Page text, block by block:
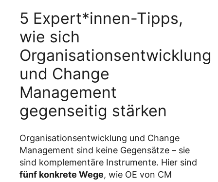
5 Expert*innen-Tipps,
wie sich
Organisationsentwicklung
und Change
Management
gegenseitig stärken
Organisationsentwicklung und Change
Management sind keine Gegensätze – sie
sind komplementäre Instrumente. Hier sind
fünf konkrete Wege, wie OE von CM